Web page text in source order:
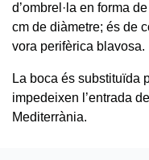
d’ombrel·la en forma
cm de diàmetre; és de
vora perifèrica blavosa.
La boca és substituïda
impedeixen l’entrada
Mediterrània.